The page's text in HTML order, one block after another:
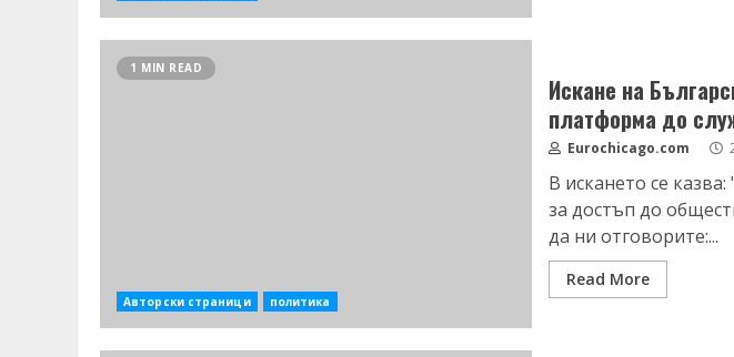
1 MIN READ
Авторски страници политика
Искане на
платформа до
Eurochicago.com
В искането се
за достъп до
да ни отговорите:...
Read More